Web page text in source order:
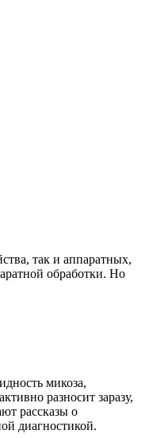
так и аппаратных,
обработки. Но
микоза,
разносит заразу,
рассказы о
диагностикой.